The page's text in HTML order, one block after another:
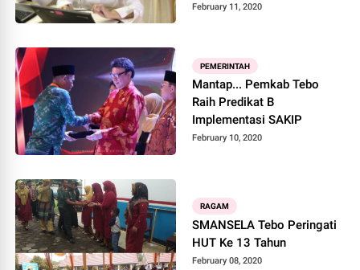
February 11, 2020
PEMERINTAH
Mantap... Pemkab Tebo
Raih Predikat B
Implementasi SAKIP
February 10, 2020
RAGAM
SMANSELA Tebo Peringati
HUT Ke 13 Tahun
February 08, 2020